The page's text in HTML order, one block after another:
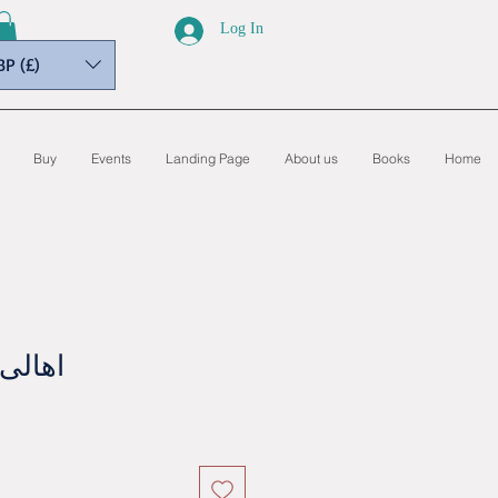
Log In
(£)
Home
Books
About us
Landing Page
Events
Buy